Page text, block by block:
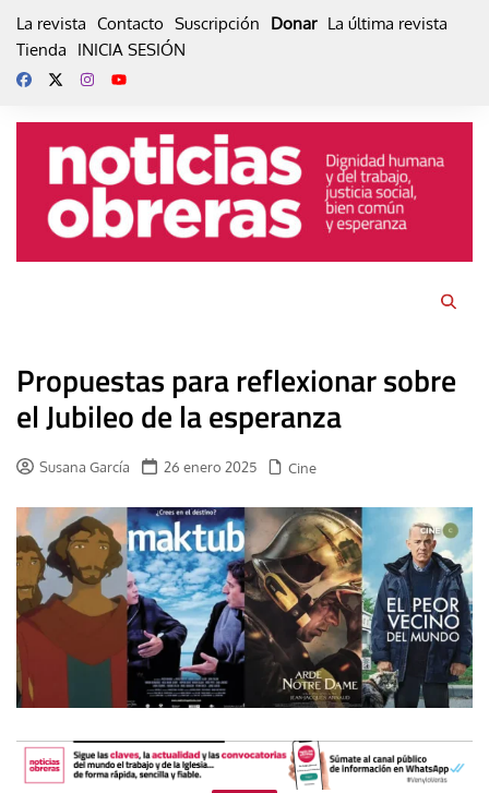
La revista Contacto Suscripción Donar La última revista
Tienda
INICIA SESIÓN
Propuestas para reflexionar sobre
el Jubileo de la esperanza
Susana García 26 enero 2025 Cine